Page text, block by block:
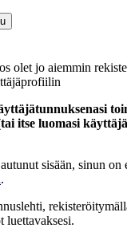
olet jo aiemmin
itse luomasi
sisään, sinun on
.
luettavaksesi.